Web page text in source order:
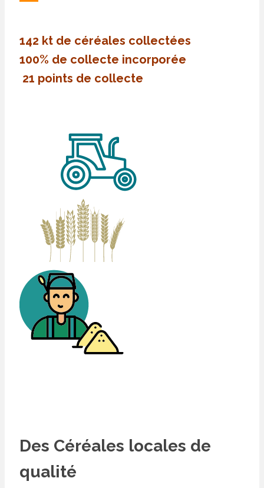
142 kt de céréales collectées
100% de collecte incorporée
21 points de collecte
Des Céréales locales de
qualité